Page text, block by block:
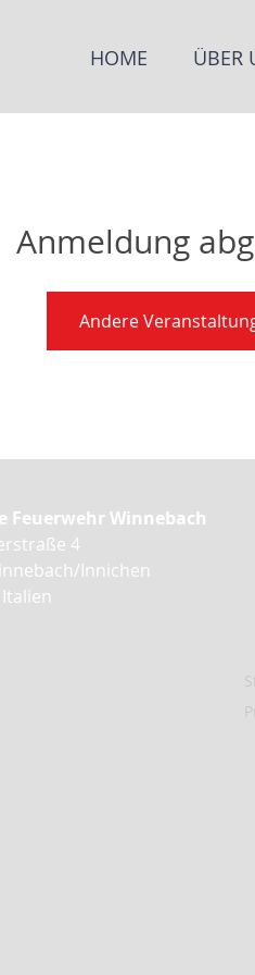
HOME ÜBER
Anmeldung
Andere
Feuerwehr Winnebach
4
Innichen